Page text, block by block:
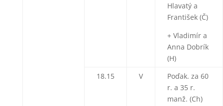
Hlavatý a
František (Č)
+ Vladimír a
Anna Dobrík
(H)
18.15
V
Poďak. za 60
r. a 35 r.
manž. (Ch)